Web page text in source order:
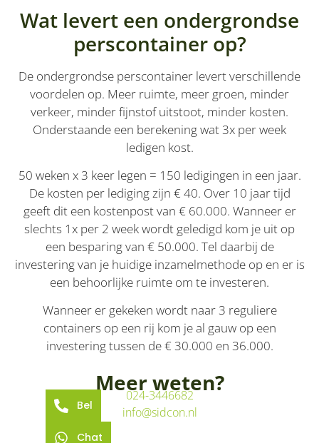
Wat levert een ondergrondse
perscontainer op?
De ondergrondse perscontainer levert verschillende
voordelen op. Meer ruimte, meer groen, minder
verkeer, minder fijnstof uitstoot, minder kosten.
Onderstaande een berekening wat 3x per week
ledigen kost.
50 weken x 3 keer legen = 150 ledigingen in een jaar.
De kosten per lediging zijn € 40. Over 10 jaar tijd
geeft dit een kostenpost van € 60.000. Wanneer er
slechts 1x per 2 week wordt geledigd kom je uit op
een besparing van € 50.000. Tel daarbij de
investering van je huidige inzamelmethode op en er is
een behoorlijke ruimte om te investeren.
Wanneer er gekeken wordt naar 3 reguliere
containers op een rij kom je al gauw op een
investering tussen de € 30.000 en 36.000.
Meer weten?
024-3446682
info@sidcon.nl
Bel
Chat